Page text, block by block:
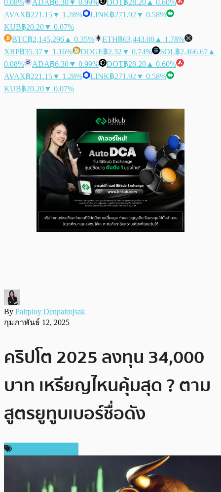
0.08%
ADA฿6.30▼ 0.99% DOT฿28.20 ▲ 0.60%
AVAX฿221.15▼ 1.28% LINK฿271.92 ▼ 0.58%
KUB฿20.20▼ 0.07%
BTC฿2,145,296 ▲ 0.35% ETH฿63,443.00 ▲ 1.78%
XRP฿35.37▼ 1.16% DOGE฿2.32 ▼ 0.74% SOL฿2,466.67 ▲
0.08%
ADA฿6.30▼ 0.99% DOT฿28.20 ▲ 0.60%
AVAX฿221.15▼ 1.28% LINK฿271.92 ▼ 0.58%
KUB฿20.20▼ 0.07%
By Pairploy Denpairojsak
กุมภาพันธ์ 12, 2025
คริปโต 2025 ลงทุน 34,000
บาท เหรียญไหนคุ้มสุด ? ตาม
สูตรยูทูบเบอร์ชื่อดัง